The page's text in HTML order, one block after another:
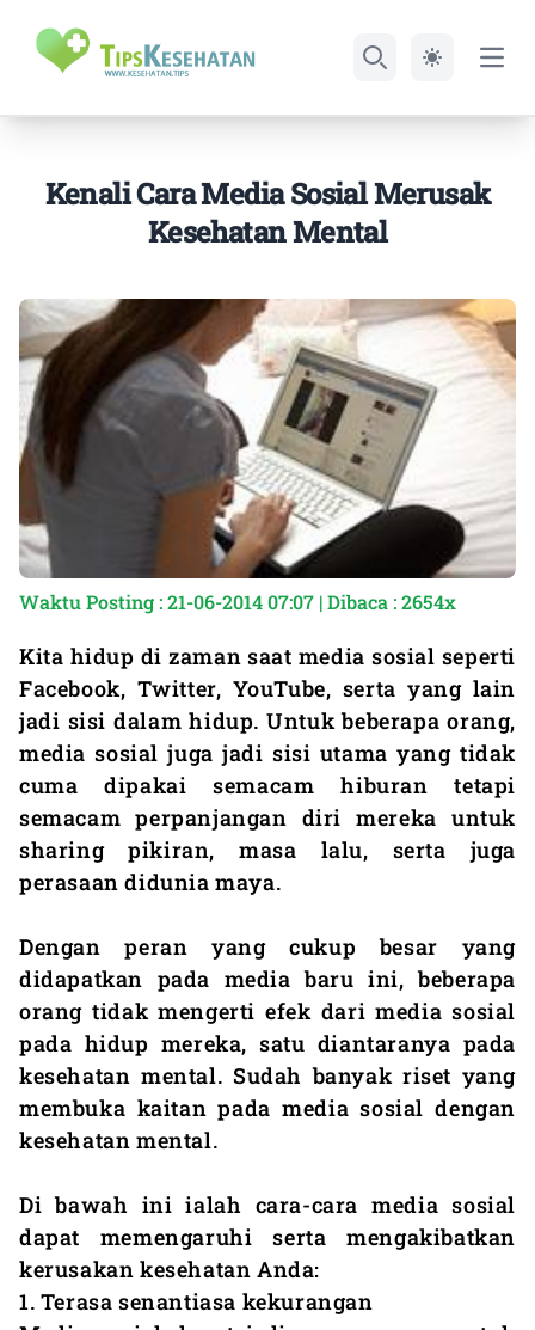
Kenali Cara Media Sosial Merusak
Kesehatan Mental
Waktu Posting : 21-06-2014 07:07 | Dibaca : 2654x
Kita hidup di zaman saat media sosial seperti
Facebook, Twitter, YouTube, serta yang lain
jadi sisi dalam hidup. Untuk beberapa orang,
media sosial juga jadi sisi utama yang tidak
cuma dipakai semacam hiburan tetapi
semacam perpanjangan diri mereka untuk
sharing pikiran, masa lalu, serta juga
perasaan didunia maya.
Dengan peran yang cukup besar yang
didapatkan pada media baru ini, beberapa
orang tidak mengerti efek dari media sosial
pada hidup mereka, satu diantaranya pada
kesehatan mental. Sudah banyak riset yang
membuka kaitan pada media sosial dengan
kesehatan mental.
Di bawah ini ialah cara-cara media sosial
dapat memengaruhi serta mengakibatkan
kerusakan kesehatan Anda:
1. Terasa senantiasa kekurangan